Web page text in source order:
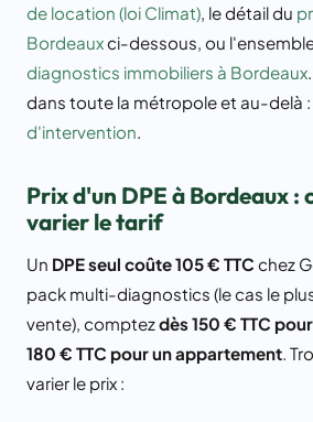
de location (loi Climat) , le détail du
Bordeauxci-dessous, ou
diagnostics immobiliers à Bordeaux
dans toute la métropole et au-delà :
d'intervention
Prix d'un DPE à Bordeaux :
varier le tarif
Un DPE seul coûte 105 € TTC chez
pack multi-diagnostics (le cas le
vente), comptezdès 150 € TTC
180 € TTC pour un appartement .
varier le prix :